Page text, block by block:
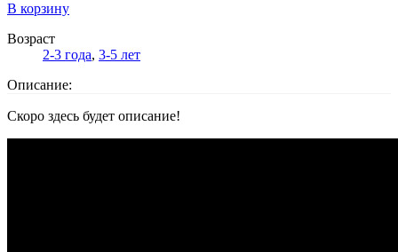
В корзину
Возраст
2-3 года, 3-5 лет
Описание:
Скоро здесь будет описание!